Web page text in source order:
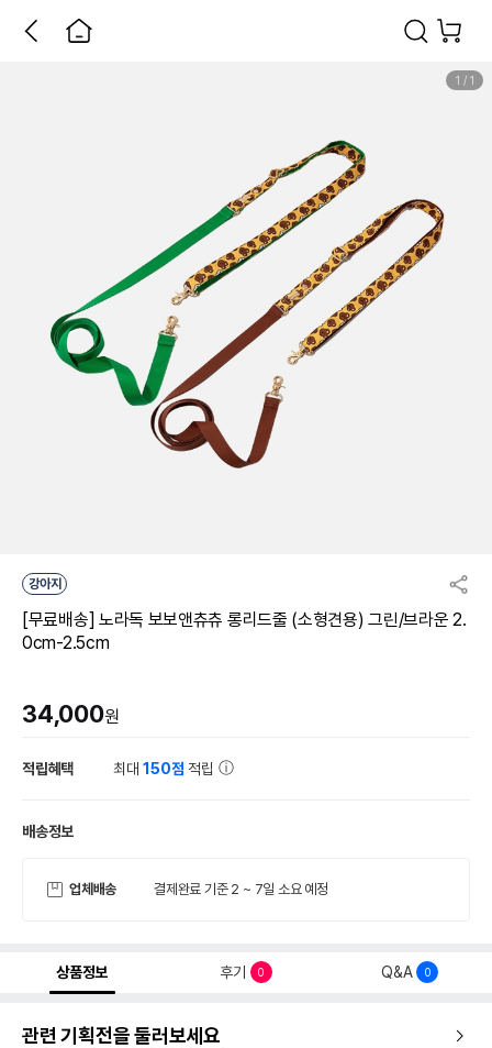
1 / 1
강아지
[무료배송] 노라독 보보앤츄츄 롱리드줄 (소형견용) 그린/브라운 2.
0cm-2.5cm
34,000원
적립혜택 최대150점 적립
배송정보
업체배송 결제완료 기준 2 ~ 7일 소요 예정
상품정보 후기 0 Q&A 0
관련 기획전을 둘러보세요